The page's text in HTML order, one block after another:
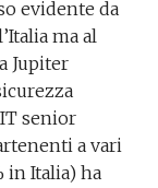
evidente da
ma al
Jupiter
senior
a vari
in Italia) ha